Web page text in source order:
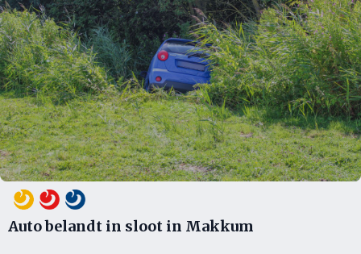
Auto belandt in sloot in Makkum